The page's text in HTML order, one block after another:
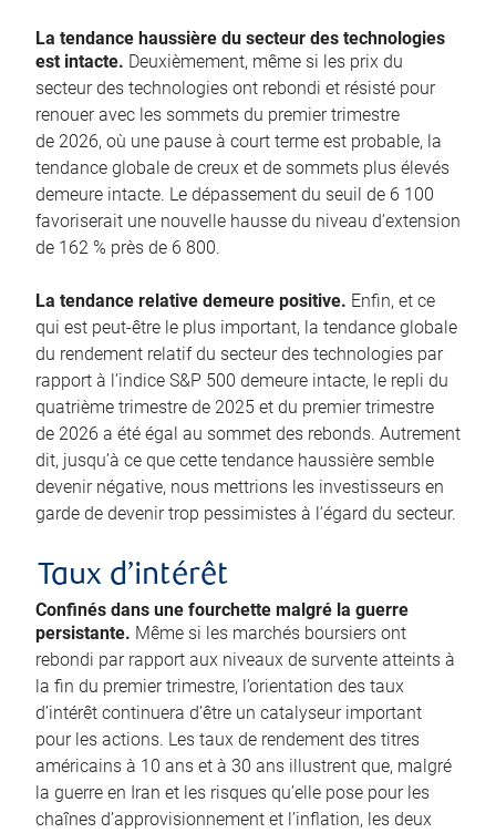
La tendance haussière du secteur des technologies
est intacte. Deuxièmement, même si les prix du
secteur des technologies ont rebondi et résisté pour
renouer avec les sommets du premier trimestre
de 2026, où une pause à court terme est probable, la
tendance globale de creux et de sommets plus élevés
demeure intacte. Le dépassement du seuil de 6 100
favoriserait une nouvelle hausse du niveau d’extension
de 162 % près de 6 800.
La tendance relative demeure positive. Enfin, et ce
qui est peut-être le plus important, la tendance globale
du rendement relatif du secteur des technologies par
rapport à l’indice S&P 500 demeure intacte, le repli du
quatrième trimestre de 2025 et du premier trimestre
de 2026 a été égal au sommet des rebonds. Autrement
dit, jusqu’à ce que cette tendance haussière semble
devenir négative, nous mettrions les investisseurs en
garde de devenir trop pessimistes à l’égard du secteur.
Taux d’intérêt
Confinés dans une fourchette malgré la guerre
persistante. Même si les marchés boursiers ont
rebondi par rapport aux niveaux de survente atteints à
la fin du premier trimestre, l’orientation des taux
d’intérêt continuera d’être un catalyseur important
pour les actions. Les taux de rendement des titres
américains à 10 ans et à 30 ans illustrent que, malgré
la guerre en Iran et les risques qu’elle pose pour les
chaînes d’approvisionnement et l’inflation, les deux